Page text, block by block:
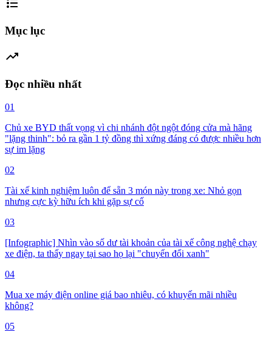
Mục lục
trending_up
Đọc nhiều nhất
01
Chủ xe BYD thất vọng vì chi nhánh đột ngột đóng cửa mà hãng
"lặng thinh": bỏ ra gần 1 tỷ đồng thì xứng đáng có được nhiều hơn
sự im lặng
02
Tài xế kinh nghiệm luôn để sẵn 3 món này trong xe: Nhỏ gọn
nhưng cực kỳ hữu ích khi gặp sự cố
03
[Infographic] Nhìn vào số dư tài khoản của tài xế công nghệ chạy
xe điện, ta thấy ngay tại sao họ lại "chuyển đổi xanh"
04
Mua xe máy điện online giá bao nhiêu, có khuyến mãi nhiều
không?
05